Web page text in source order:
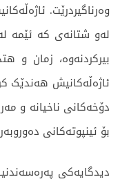
وەرناگیردرێت.
لەو شتانەی کە ئێمە
بیرکردنەوە، زمان و
ئاژەڵەکانیش هەندێک
دۆخەکانی ناخیانە و
بۆ ئینپوتەکانی
دیدگایەکی